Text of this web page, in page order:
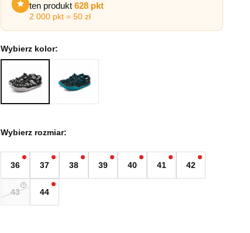
ten produkt 628 pkt
2 000 pkt = 50 zł
Wybierz kolor:
Wybierz rozmiar:
36 37 38 39 40 41 42
43 44